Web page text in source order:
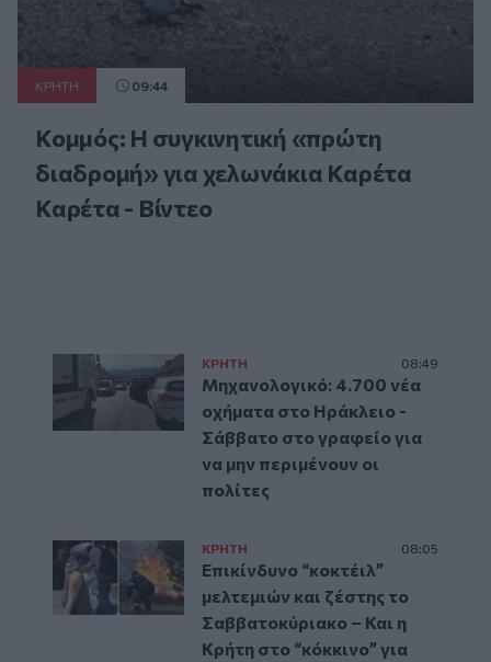
ΚΡΗΤΗ 09:44
Κομμός: Η συγκινητική «πρώτη
διαδρομή» για χελωνάκια Καρέτα
Καρέτα - Βίντεο
ΚΡΗΤΗ 08:49
Μηχανολογικό: 4.700 νέα
οχήματα στο Ηράκλειο -
Σάββατο στο γραφείο για
να μην περιμένουν οι
πολίτες
ΚΡΗΤΗ 08:05
Επικίνδυνο “κοκτέιλ”
μελτεμιών και ζέστης το
Σαββατοκύριακο – Και η
Κρήτη στο “κόκκινο” για